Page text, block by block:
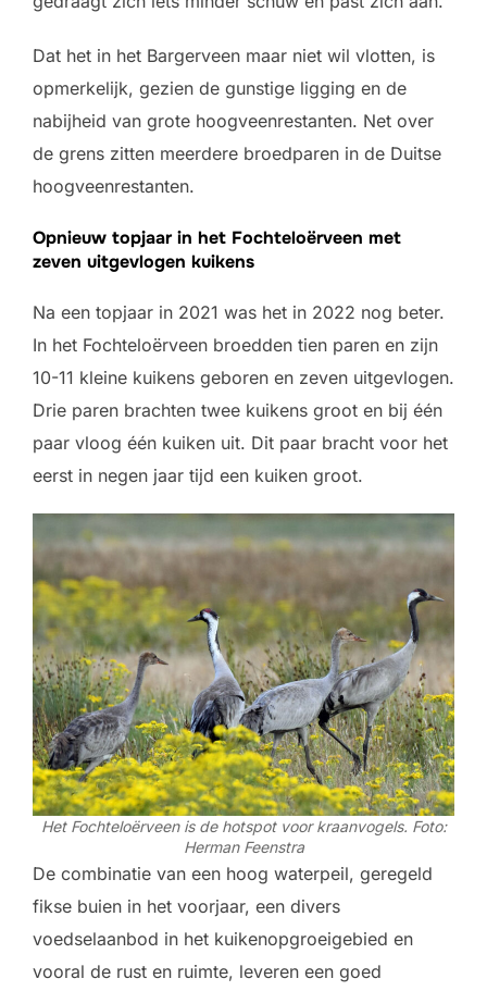
Dat het in het Bargerveen maar niet wil vlotten, is
opmerkelijk, gezien de gunstige ligging en de
nabijheid van grote hoogveenrestanten. Net over
de grens zitten meerdere broedparen in de Duitse
hoogveenrestanten.
Opnieuw topjaar in het Fochteloërveen met
zeven uitgevlogen kuikens
Na een topjaar in 2021 was het in 2022 nog beter.
In het Fochteloërveen broedden tien paren en zijn
10-11 kleine kuikens geboren en zeven uitgevlogen.
Drie paren brachten twee kuikens groot en bij één
paar vloog één kuiken uit. Dit paar bracht voor het
eerst in negen jaar tijd een kuiken groot.
Het Fochteloërveen is de hotspot voor kraanvogels. Foto:
Herman Feenstra
De combinatie van een hoog waterpeil, geregeld
fikse buien in het voorjaar, een divers
voedselaanbod in het kuikenopgroeigebied en
vooral de rust en ruimte, leveren een goed